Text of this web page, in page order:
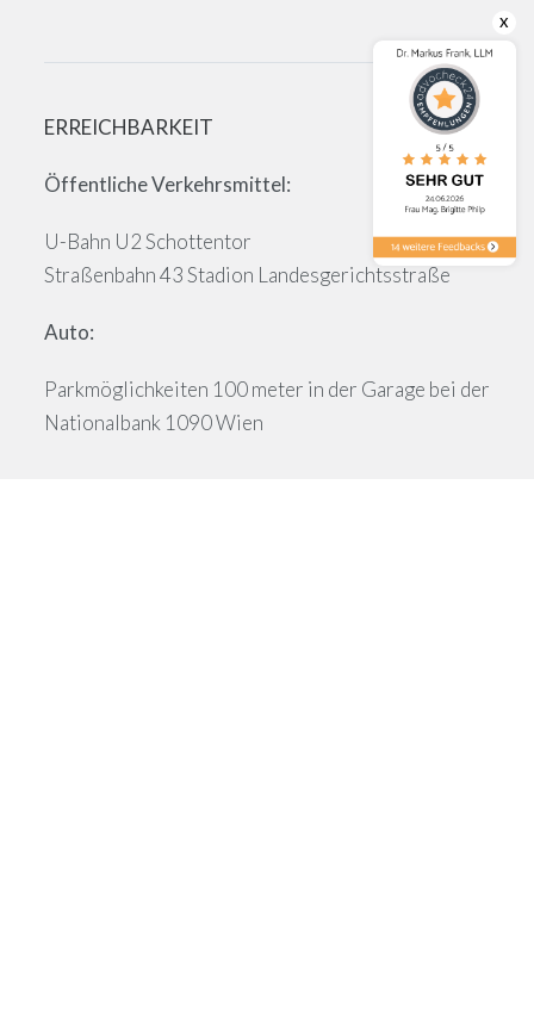
x
ERREICHBARKEIT
Öffentliche Verkehrsmittel:
U-Bahn U2 Schottentor
Straßenbahn 43 Stadion Landesgerichtsstraße
Auto:
Parkmöglichkeiten 100 meter in der Garage bei der
Nationalbank 1090 Wien